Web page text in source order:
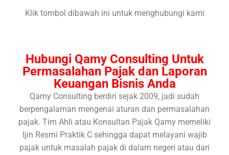
Klik tombol dibawah ini untuk menghubungi kami
Hubungi Qamy Consulting Untuk
Permasalahan Pajak dan Laporan
Keuangan Bisnis Anda
Qamy Consulting berdiri sejak 2009, jadi sudah
berpengalaman mengenai aturan dan permasalahan
pajak. Tim Ahli atau Konsultan Pajak Qamy memeliki
Ijin Resmi Praktik C sehingga dapat melayani wajib
pajak untuk masalah pajak di dalam negeri atau dari